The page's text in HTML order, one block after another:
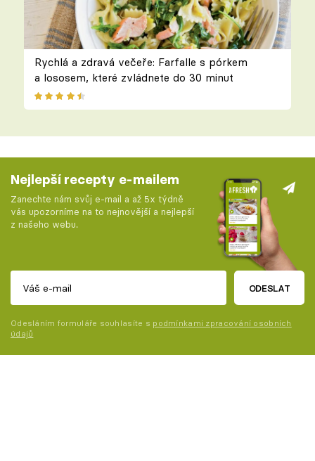
Rychlá a zdravá večeře: Farfalle s pórkem
a lososem, které zvládnete do 30 minut
Nejlepší recepty e-mailem
Zanechte nám svůj e-mail a až 5x týdně
vás upozorníme na to nejnovější a nejlepší
z našeho webu.
ODESLAT
Odesláním formuláře souhlasíte s podmínkami zpracování osobních
údajů